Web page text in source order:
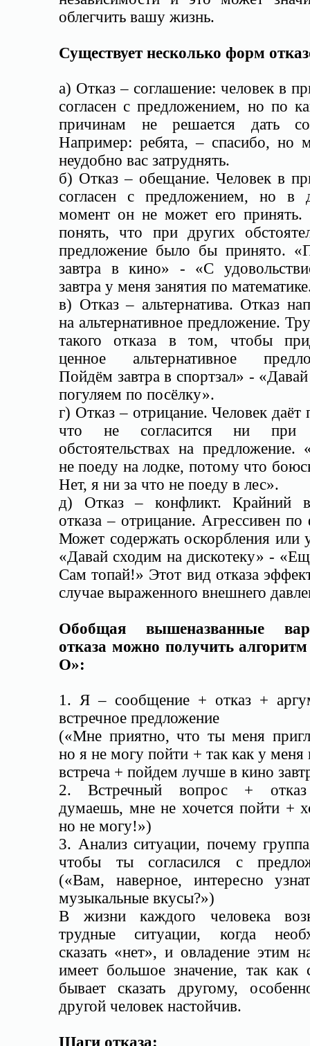
облегчить вашу жизнь.
Существует несколько форм
а) Отказ – соглашение: человек в
согласен с предложением, но по
причинам не решается дать
Например: ребята, – спасибо, но
неудобно вас затруднять.
б) Отказ – обещание. Человек в
согласен с предложением, но в
момент он не может его принять.
понять, что при других
предложение было бы принято.
завтра в кино» - «С
завтра у меня занятия по
в) Отказ – альтернатива. Отказ
на альтернативное предложение.
такого отказа в том, чтобы
ценное альтернативное
Пойдём завтра в спортзал» -
погуляем по посёлку».
г) Отказ – отрицание. Человек даёт
что не согласится ни при
обстоятельствах на предложение.
не поеду на лодке, потому что
Нет, я ни за что не поеду в лес».
д) Отказ – конфликт. Крайний
отказа – отрицание. Агрессивен
Может содержать оскорбления или
«Давай сходим на дискотеку» -
Сам топай!» Этот вид отказа
случае выраженного внешнего
Обобщая вышеназванные
отказа можно получить
О»:
1. Я – сообщение + отказ +
встречное предложение
(«Мне приятно, что ты меня
но я не могу пойти + так как у меня
встреча + пойдем лучше в кино
2. Встречный вопрос +
думаешь, мне не хочется пойти +
но не могу!»)
3. Анализ ситуации, почему
чтобы ты согласился с
(«Вам, наверное, интересно
музыкальные вкусы?»)
В жизни каждого человека
трудные ситуации, когда
сказать «нет», и овладение этим
имеет большое значение, так как
бывает сказать другому,
другой человек настойчив.
Шаги отказа: